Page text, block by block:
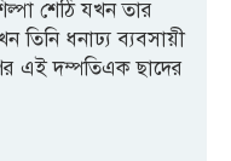
শেঠি যখন তার
তিনি ধনাঢ্য ব্যবসায়ী
এই দম্পতিএক ছাদের